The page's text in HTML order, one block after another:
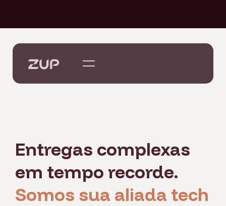
Entregas complexas
em tempo recorde.
Somos sua aliada tech